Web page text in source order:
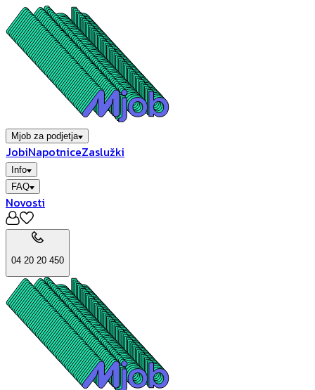
Mjob za podjetja
JobiNapotniceZaslužki
Info
FAQ
Novosti
04 20 20 450